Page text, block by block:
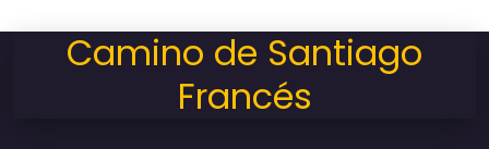
Camino de Santiago
Francés